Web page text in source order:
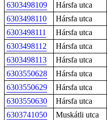
6303498109
Hársfa utca
6303498110
Hársfa utca
6303498111
Hársfa utca
6303498112
Hársfa utca
6303498113
Hársfa utca
6303550628
Hársfa utca
6303550629
Hársfa utca
6303550630
Hársfa utca
6303741050
Muskátli utca